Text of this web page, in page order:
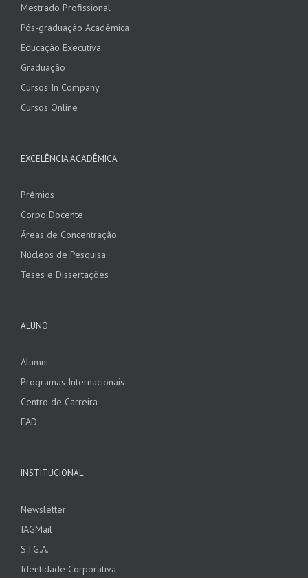
Mestrado Profissional
Pós-graduação Acadêmica
Educação Executiva
Graduação
Cursos In Company
Cursos Online
EXCELÊNCIA ACADÊMICA
Prêmios
Corpo Docente
Áreas de Concentração
Núcleos de Pesquisa
Teses e Dissertações
ALUNO
Alumni
Programas Internacionais
Centro de Carreira
EAD
INSTITUCIONAL
Newsletter
IAGMail
S.I.G.A.
Identidade Corporativa